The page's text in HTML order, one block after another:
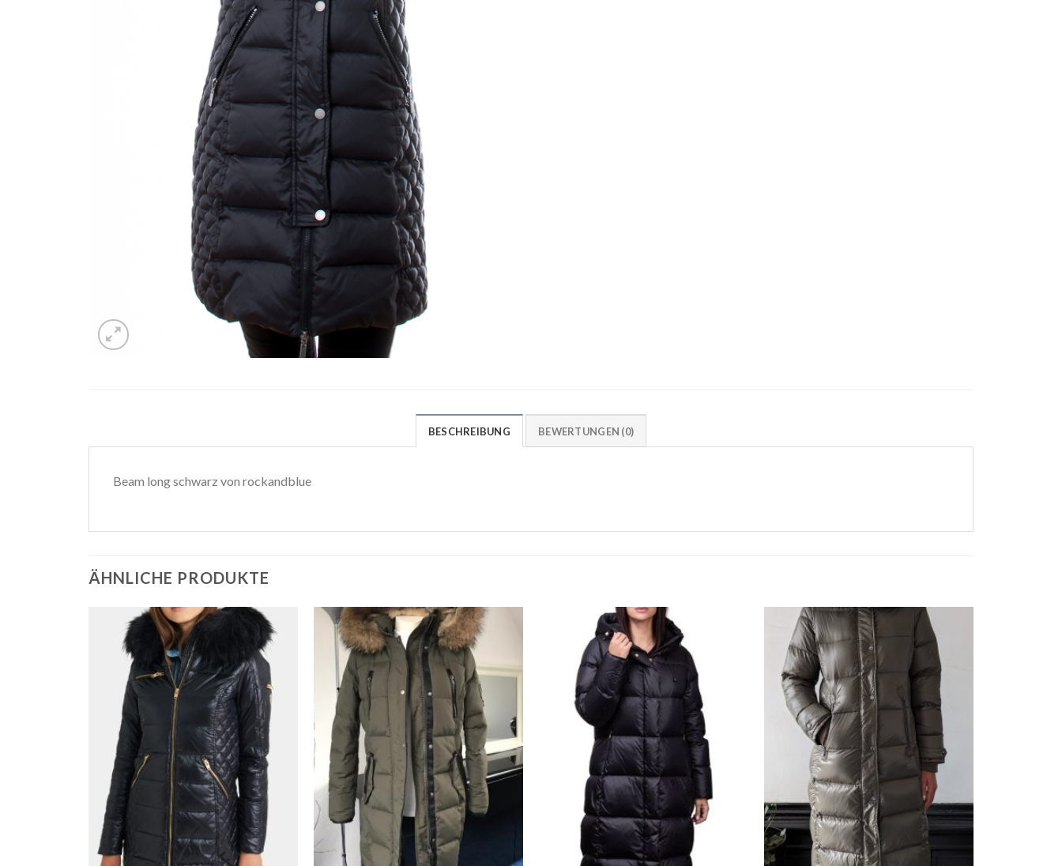
BESCHREIBUNG BEWERTUNGEN (0)
Beam long schwarz von rockandblue
ÄHNLICHE PRODUKTE